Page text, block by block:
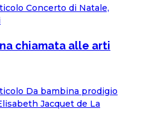
chiamata alle arti